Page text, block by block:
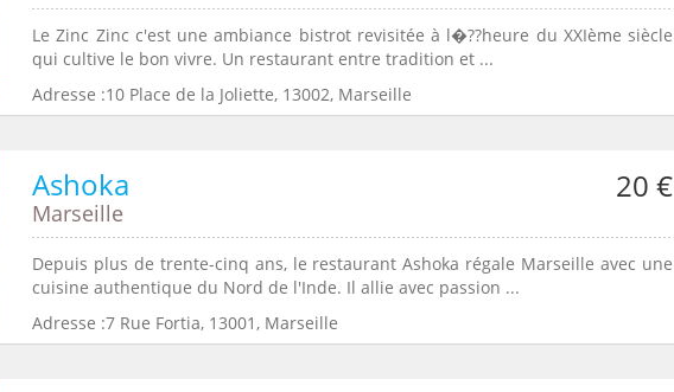
Le Zinc Zinc c'est une ambiance bistrot revisitée à l�??heure du XXIème siècle
qui cultive le bon vivre. Un restaurant entre tradition et ...
Adresse :10 Place de la Joliette, 13002, Marseille
Ashoka 20 €
Marseille
Depuis plus de trente-cinq ans, le restaurant Ashoka régale Marseille avec une
cuisine authentique du Nord de l'Inde. Il allie avec passion ...
Adresse :7 Rue Fortia, 13001, Marseille